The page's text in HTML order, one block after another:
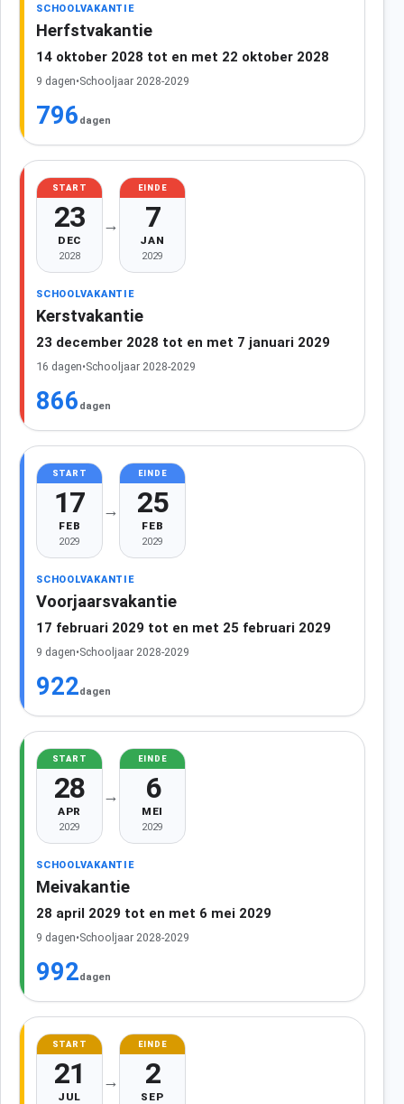
SCHOOLVAKANTIE
Herfstvakantie
14 oktober 2028 tot en met 22 oktober 2028
9 dagen•Schooljaar 2028-2029
796 dagen
START
23
DEC
2028
→
EINDE
7
JAN
2029
SCHOOLVAKANTIE
Kerstvakantie
23 december 2028 tot en met 7 januari 2029
16 dagen•Schooljaar 2028-2029
866 dagen
START
17
FEB
2029
→
EINDE
25
FEB
2029
SCHOOLVAKANTIE
Voorjaarsvakantie
17 februari 2029 tot en met 25 februari 2029
9 dagen•Schooljaar 2028-2029
922dagen
START
28
APR
2029
→
EINDE
6
MEI
2029
SCHOOLVAKANTIE
Meivakantie
28 april 2029 tot en met 6 mei 2029
9 dagen•Schooljaar 2028-2029
992dagen
START
21
JUL
→
EINDE
2
SEP